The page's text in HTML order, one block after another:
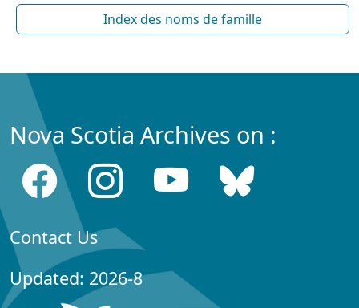
Index des noms de famille
Nova Scotia Archives on :
Contact Us
Updated: 2026-8